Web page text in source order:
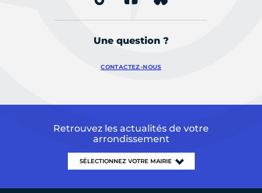
Une question ?
CONTACTEZ-NOUS
Retrouvez les actualités de votre
arrondissement